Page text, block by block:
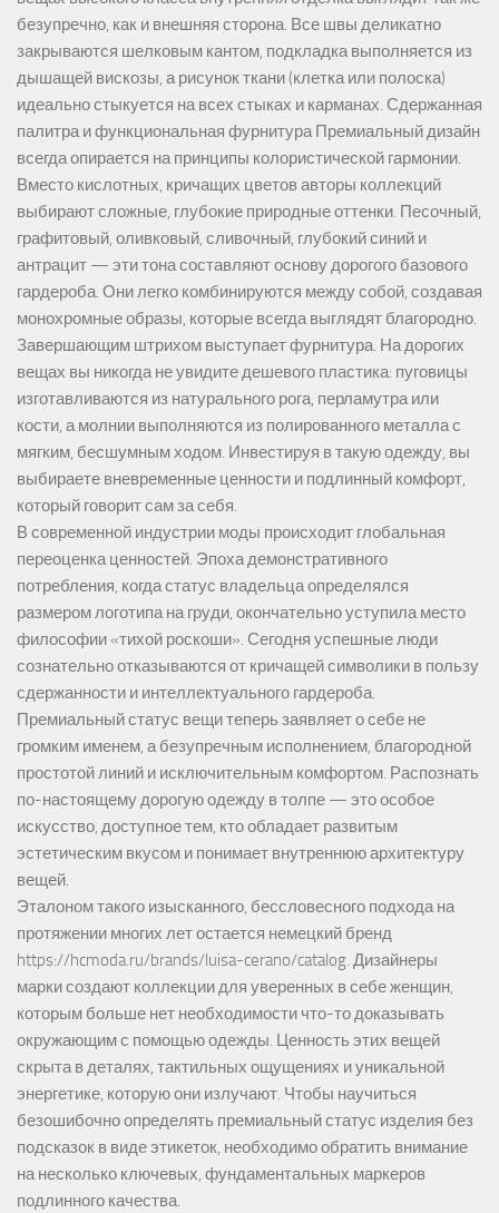
безупречно, как и внешняя сторона. Все швы деликатно
закрываются шелковым кантом, подкладка выполняется из
дышащей вискозы, а рисунок ткани (клетка или полоска)
идеально стыкуется на всех стыках и карманах. Сдержанная
палитра и функциональная фурнитура Премиальный дизайн
всегда опирается на принципы колористической гармонии.
Вместо кислотных, кричащих цветов авторы коллекций
выбирают сложные, глубокие природные оттенки. Песочный,
графитовый, оливковый, сливочный, глубокий синий и
антрацит — эти тона составляют основу дорогого базового
гардероба. Они легко комбинируются между собой, создавая
монохромные образы, которые всегда выглядят благородно.
Завершающим штрихом выступает фурнитура. На дорогих
вещах вы никогда не увидите дешевого пластика: пуговицы
изготавливаются из натурального рога, перламутра или
кости, а молнии выполняются из полированного металла с
мягким, бесшумным ходом. Инвестируя в такую одежду, вы
выбираете вневременные ценности и подлинный комфорт,
который говорит сам за себя.
В современной индустрии моды происходит глобальная
переоценка ценностей. Эпоха демонстративного
потребления, когда статус владельца определялся
размером логотипа на груди, окончательно уступила место
философии «тихой роскоши». Сегодня успешные люди
сознательно отказываются от кричащей символики в пользу
сдержанности и интеллектуального гардероба.
Премиальный статус вещи теперь заявляет о себе не
громким именем, а безупречным исполнением, благородной
простотой линий и исключительным комфортом. Распознать
по-настоящему дорогую одежду в толпе — это особое
искусство, доступное тем, кто обладает развитым
эстетическим вкусом и понимает внутреннюю архитектуру
вещей.
Эталоном такого изысканного, бессловесного подхода на
протяжении многих лет остается немецкий бренд
https://hcmoda.ru/brands/luisa-cerano/catalog. Дизайнеры
марки создают коллекции для уверенных в себе женщин,
которым больше нет необходимости что-то доказывать
окружающим с помощью одежды. Ценность этих вещей
скрыта в деталях, тактильных ощущениях и уникальной
энергетике, которую они излучают. Чтобы научиться
безошибочно определять премиальный статус изделия без
подсказок в виде этикеток, необходимо обратить внимание
на несколько ключевых, фундаментальных маркеров
подлинного качества.